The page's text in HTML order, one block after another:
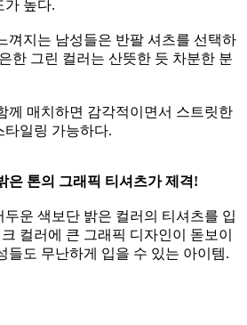
가 높다.
껴지는 남성들은 반팔 셔츠를 선택하
한 그린 컬러는 산뜻한 듯 차분한 분
께 매치하면 감각적이면서 스트릿한
타일링 가능하다.
톤의 그래픽 티셔츠가 제격!
운 색보단 밝은 컬러의 티셔츠를 입
컬러에 큰 그래픽 디자인이 돋보이
들도 무난하게 입을 수 있는 아이템.